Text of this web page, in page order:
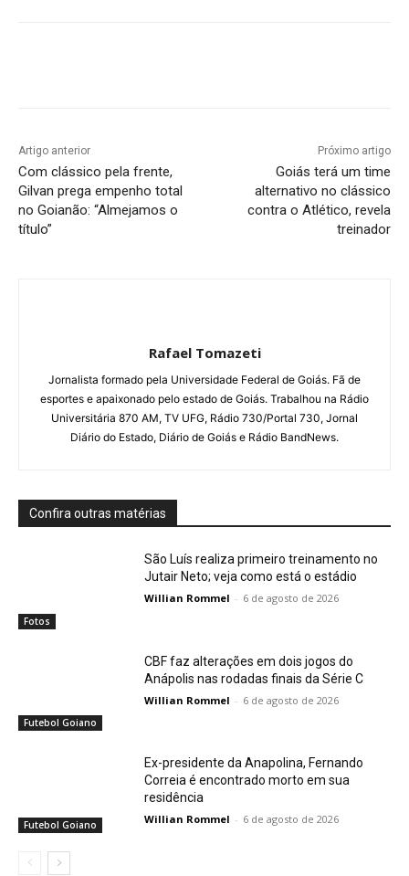
Artigo anterior
Com clássico pela frente,
Gilvan prega empenho total
no Goianão: “Almejamos o
título”
Próximo artigo
Goiás terá um time
alternativo no clássico
contra o Atlético, revela
treinador
Rafael Tomazeti
Jornalista formado pela Universidade Federal de Goiás. Fã de
esportes e apaixonado pelo estado de Goiás. Trabalhou na Rádio
Universitária 870 AM, TV UFG, Rádio 730/Portal 730, Jornal
Diário do Estado, Diário de Goiás e Rádio BandNews.
Confira outras matérias
Fotos
São Luís realiza primeiro treinamento no
Jutair Neto; veja como está o estádio
Willian Rommel - 6 de agosto de 2026
Futebol Goiano
CBF faz alterações em dois jogos do
Anápolis nas rodadas finais da Série C
Willian Rommel - 6 de agosto de 2026
Futebol Goiano
Ex-presidente da Anapolina, Fernando
Correia é encontrado morto em sua
residência
Willian Rommel - 6 de agosto de 2026